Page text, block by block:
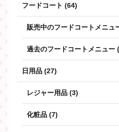
フードコート (64)
販売中のフードコートメニュ
過去のフードコートメニュー
日用品 (27)
レジャー用品 (3)
化粧品 (7)